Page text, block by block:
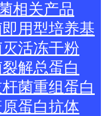
相关产品
用型培养基
活冻干粉
解总蛋白
菌重组蛋白
蛋白抗体